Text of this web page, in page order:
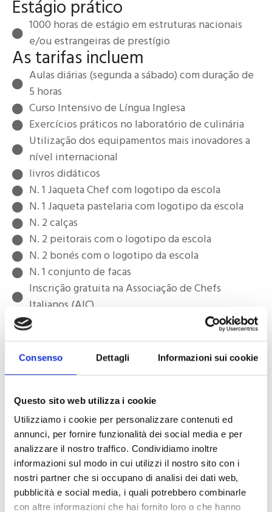
Consenso Dettagli Informazioni sui cookie
Questo sito web utilizza i cookie
Utilizziamo i cookie per personalizzare contenuti ed
annunci, per fornire funzionalità dei social media e per
analizzare il nostro traffico. Condividiamo inoltre
informazioni sul modo in cui utilizzi il nostro sito con i
nostri partner che si occupano di analisi dei dati web,
pubblicità e social media, i quali potrebbero combinarle
con altre informazioni che hai fornito loro o che hanno
Estágio prático
1000 horas de estágio em estruturas nacionais
e/ou estrangeiras de prestígio
As tarifas incluem
Aulas diárias (segunda a sábado) com duração de
5 horas
Curso Intensivo de Língua Inglesa
Exercícios práticos no laboratório de culinária
Utilização dos equipamentos mais inovadores a
nível internacional
livros didáticos
N. 1 Jaqueta Chef com logotipo da escola
N. 1 Jaqueta pastelaria com logotipo da escola
N. 2 calças
N. 2 peitorais com o logotipo da escola
N. 2 bonés com o logotipo da escola
N. 1 conjunto de facas
Inscrição gratuita na Associação de Chefs
Italianos (AIC)
Inscrição gratuita na Federação Internacional de
Pastelaria, Sorvete e Chocolate (FIP)
Acesso à Biblioteca Culinária
1000 horas de estágio
QUALIFICAÇÃO EMITIDA PELA
ITALIAN CHEF ASSOCIATION
Todos os egressos também são
inscritos gratuitamente e ex
officio em associações setoriais
para aproveitar as oportunidades